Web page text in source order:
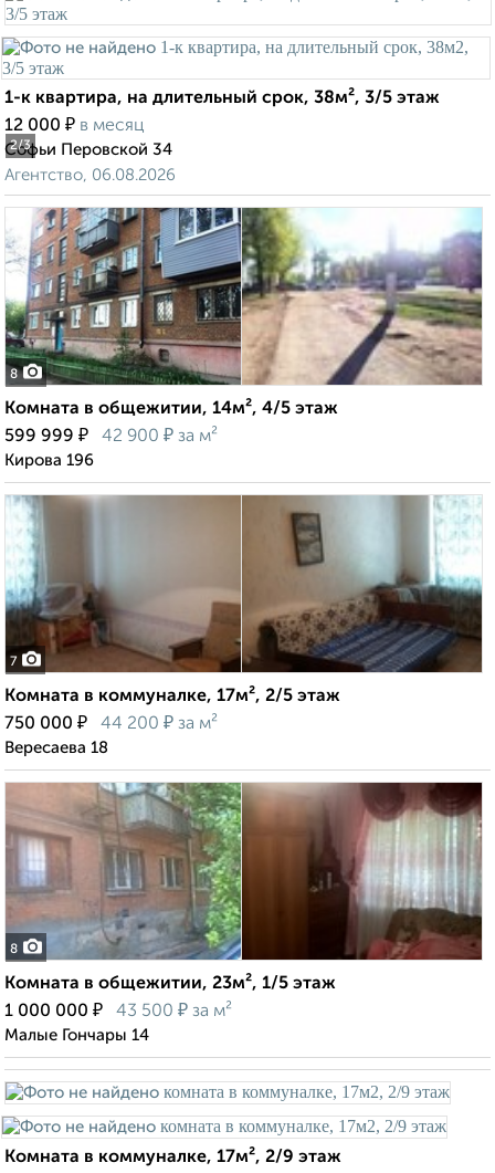
2/3
1-к квартира, на длительный срок, 38м², 3/5 этаж
12 000 ₽ в месяц
Софьи Перовской 34
Агентство, 06.08.2026
8
Комната в общежитии, 14м², 4/5 этаж
599 999 ₽ 42 900 ₽ за м²
Кирова 196
7
Комната в коммуналке, 17м², 2/5 этаж
750 000 ₽ 44 200 ₽ за м²
Вересаева 18
8
Комната в общежитии, 23м², 1/5 этаж
1 000 000 ₽ 43 500 ₽ за м²
Малые Гончары 14
Комната в коммуналке, 17м², 2/9 этаж